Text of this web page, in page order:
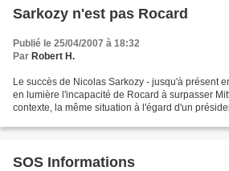
Sarkozy n'est pas Rocard
Publié le 25/04/2007 à 18:32
Par Robert H.
Le succès de Nicolas Sarkozy - jusqu'à présent
en lumière l'incapacité de Rocard à surpasser
contexte, la même situation à l'égard d'un
SOS Informations